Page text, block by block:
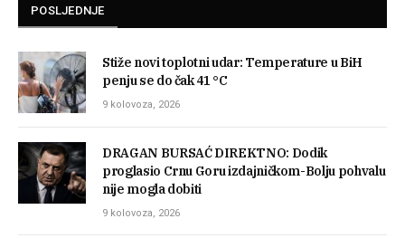
POSLJEDNJE
Stiže novi toplotni udar: Temperature u BiH
penju se do čak 41 °C
9 kolovoza, 2026
DRAGAN BURSAĆ DIREKTNO: Dodik
proglasio Crnu Goru izdajničkom-Bolju pohvalu
nije mogla dobiti
9 kolovoza, 2026